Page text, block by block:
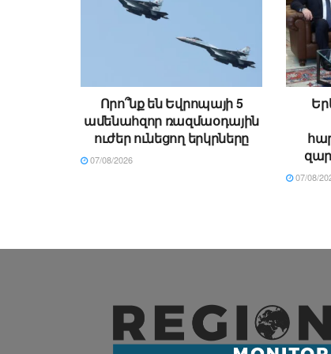
Որո՞նք են Եվրոպայի 5
ամենահզոր ռազմաօդային
ուժեր ունեցող երկրները
07/08/2026
07/08/